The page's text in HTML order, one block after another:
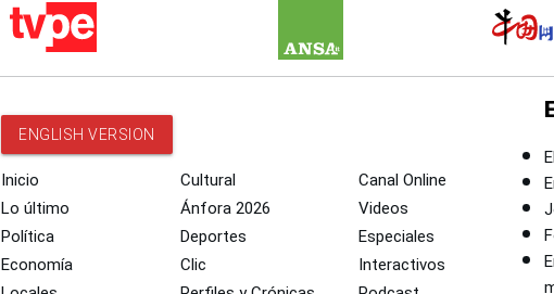
ENGLISH VERSION
Inicio
Lo último
Política
Economía
Cultural
Ánfora 2026
Deportes
Clic
Canal Online
Videos
Especiales
Interactivos